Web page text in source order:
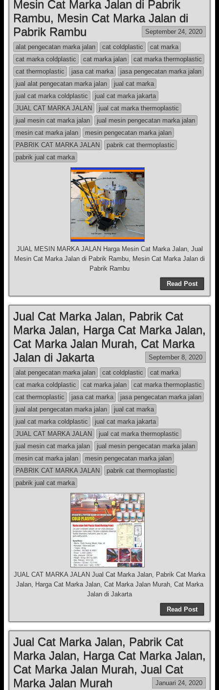
Mesin Cat Marka Jalan di Pabrik
Rambu, Mesin Cat Marka Jalan di
Pabrik Rambu
September 24, 2020
alat pengecatan marka jalan cat coldplastic
cat marka
cat marka coldplastic
cat marka jalan
cat marka thermoplastic
cat thermoplastic
jasa cat marka
jasa pengecatan marka jalan
jual alat pengecatan marka jalan
jual cat marka
jual cat marka coldplastic
jual cat marka jakarta
JUAL CAT MARKA JALAN
jual cat marka thermoplastic
jual mesin cat marka jalan
jual mesin pengecatan marka jalan
mesin cat marka jalan
mesin pengecatan marka jalan
PABRIK CAT MARKA JALAN
pabrik cat thermoplastic
pabrik jual cat marka
JUAL MESIN MARKA JALAN Harga Mesin Cat Marka Jalan, Jual
Mesin Cat Marka Jalan di Pabrik Rambu, Mesin Cat Marka Jalan di
Pabrik Rambu
Read Post
Jual Cat Marka Jalan, Pabrik Cat
Marka Jalan, Harga Cat Marka Jalan,
Cat Marka Jalan Murah, Cat Marka
Jalan di Jakarta
September 8, 2020
alat pengecatan marka jalan cat coldplastic
cat marka
cat marka coldplastic
cat marka jalan
cat marka thermoplastic
cat thermoplastic
jasa cat marka
jasa pengecatan marka jalan
jual alat pengecatan marka jalan
jual cat marka
jual cat marka coldplastic
jual cat marka jakarta
JUAL CAT MARKA JALAN
jual cat marka thermoplastic
jual mesin cat marka jalan
jual mesin pengecatan marka jalan
mesin cat marka jalan
mesin pengecatan marka jalan
PABRIK CAT MARKA JALAN
pabrik cat thermoplastic
pabrik jual cat marka
JUAL CAT MARKA JALAN Jual Cat Marka Jalan, Pabrik Cat Marka
Jalan, Harga Cat Marka Jalan, Cat Marka Jalan Murah, Cat Marka
Jalan di Jakarta
Read Post
Jual Cat Marka Jalan, Pabrik Cat
Marka Jalan, Harga Cat Marka Jalan,
Cat Marka Jalan Murah, Jual Cat
Marka Jalan Murah
Januari 24, 2020